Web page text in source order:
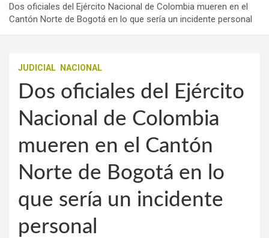
Dos oficiales del Ejército Nacional de Colombia mueren en el
Cantón Norte de Bogotá en lo que sería un incidente personal
JUDICIAL NACIONAL
Dos oficiales del Ejército
Nacional de Colombia
mueren en el Cantón
Norte de Bogotá en lo
que sería un incidente
personal